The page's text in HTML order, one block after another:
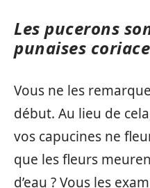
Les pucerons
punaises
Vous ne les
début. Au lieu de
vos capucines ne
que les fleurs
d’eau ? Vous les